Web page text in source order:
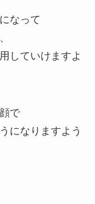
なって
していけますよ
で
になりますよう